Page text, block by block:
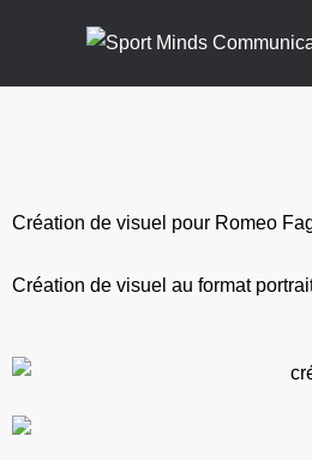
Création de visuel pour Romeo
Création de visuel au format